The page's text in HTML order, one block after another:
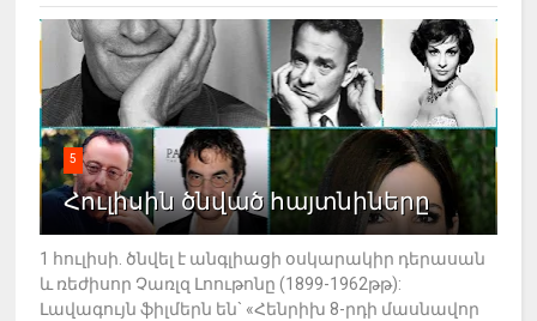
5
Հուլիսին ծնված հայտնիները
1 հուլիսի. ծնվել է անգլիացի օսկարակիր դերասան
և ռեժիսոր Չառլզ Լոութոնը (1899-1962թթ):
Լավագույն ֆիլմերն են` «Հենրիխ 8-րդի մասնավոր